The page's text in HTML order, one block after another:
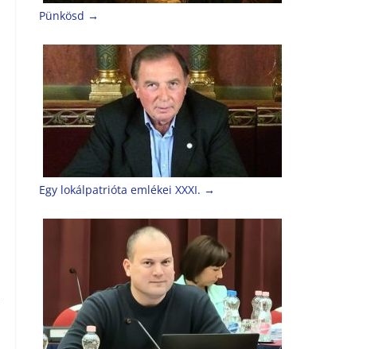
Pünkösd →
Egy lokálpatrióta emlékei XXXI. →